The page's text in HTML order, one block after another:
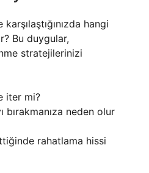
hangi
Bu duygular,
stratejilerinizi
iter mi?
bırakmanıza neden olur
rahatlama hissi